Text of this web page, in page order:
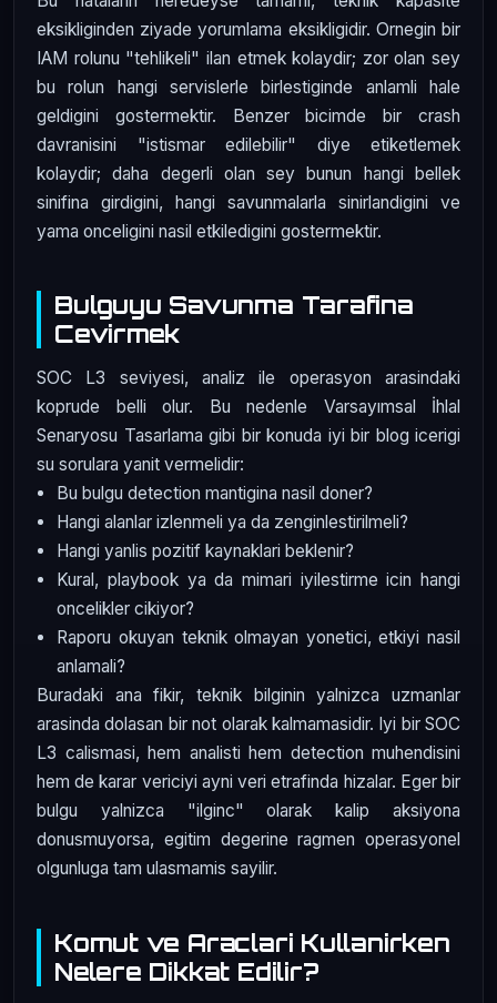
eksikliginden ziyade yorumlama eksikligidir. Ornegin bir
IAM rolunu "tehlikeli" ilan etmek kolaydir; zor olan sey
bu rolun hangi servislerle birlestiginde anlamli hale
geldigini gostermektir. Benzer bicimde bir crash
davranisini "istismar edilebilir" diye etiketlemek
kolaydir; daha degerli olan sey bunun hangi bellek
sinifina girdigini, hangi savunmalarla sinirlandigini ve
yama onceligini nasil etkiledigini gostermektir.
Bulguyu Savunma Tarafina
Cevirmek
SOC L3 seviyesi, analiz ile operasyon arasindaki
koprude belli olur. Bu nedenle Varsayımsal İhlal
Senaryosu Tasarlama gibi bir konuda iyi bir blog icerigi
su sorulara yanit vermelidir:
Bu bulgu detection mantigina nasil doner?
Hangi alanlar izlenmeli ya da zenginlestirilmeli?
Hangi yanlis pozitif kaynaklari beklenir?
Kural, playbook ya da mimari iyilestirme icin hangi
oncelikler cikiyor?
Raporu okuyan teknik olmayan yonetici, etkiyi nasil
anlamali?
Buradaki ana fikir, teknik bilginin yalnizca uzmanlar
arasinda dolasan bir not olarak kalmamasidir. Iyi bir SOC
L3 calismasi, hem analisti hem detection muhendisini
hem de karar vericiyi ayni veri etrafinda hizalar. Eger bir
bulgu yalnizca "ilginc" olarak kalip aksiyona
donusmuyorsa, egitim degerine ragmen operasyonel
olgunluga tam ulasmamis sayilir.
Komut ve Araclari Kullanirken
Nelere Dikkat Edilir?